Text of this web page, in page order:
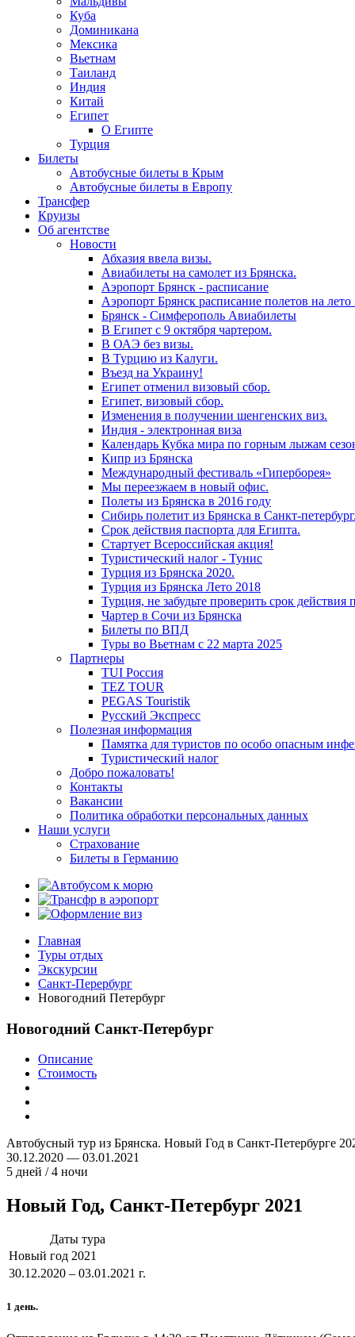
Куба
Доминикана
Мексика
Вьетнам
Таиланд
Индия
Китай
Египет
О Египте
Турция
Билеты
Автобусные билеты в Крым
Автобусные билеты в Европу
Трансфер
Круизы
Об агентстве
Новости
Абхазия ввела визы.
Авиабилеты на самолет из Брянска.
Аэропорт Брянск - расписание
Аэропорт Брянск расписание полетов на лето
Брянск - Симферополь Авиабилеты
В Египет с 9 октября чартером.
В ОАЭ без визы.
В Турцию из Калуги.
Въезд на Украину!
Египет отменил визовый сбор.
Египет, визовый сбор.
Изменения в получении шенгенских виз.
Индия - электронная виза
Календарь Кубка мира по горным лыжам
Кипр из Брянска
Международный фестиваль «Гиперборея»
Мы переезжаем в новый офис.
Полеты из Брянска в 2016 году
Сибирь полетит из Брянска в Санкт-
Срок действия паспорта для Египта.
Стартует Всероссийская акция!
Туристический налог - Тунис
Турция из Брянска 2020.
Турция из Брянска Лето 2018
Турция, не забудьте проверить срок действия
Чартер в Сочи из Брянска
Билеты по ВПД
Туры во Вьетнам с 22 марта 2025
Партнеры
TUI Россия
TEZ TOUR
PEGAS Touristik
Русский Экспресс
Полезная информация
Памятка для туристов по особо опасным
Туристический налог
Добро пожаловать!
Контакты
Вакансии
Политика обработки персональных данных
Наши услуги
Страхование
Билеты в Германию
Главная
Туры отдых
Экскурсии
Санкт-Перербург
Новогодний Петербург
Новогодний Санкт-Петербург
Описание
Стоимость
Автобусный тур из Брянска. Новый Год в Санкт-Петербурге
30.12.2020 — 03.01.2021
5 дней / 4 ночи
Новый Год, Санкт-Петербург 2021
Даты тура
Новый год 2021
30.12.2020 – 03.01.2021 г.
1 день.